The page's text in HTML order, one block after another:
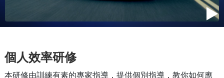
個人效率研修
本研修由訓練有素的專家指導，提供個別指導，教你如何應